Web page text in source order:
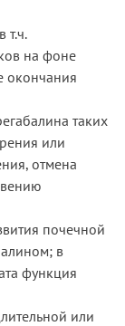
т.ч.
на фоне
окончания
таких
или
отмена
почечной
в
функция
или